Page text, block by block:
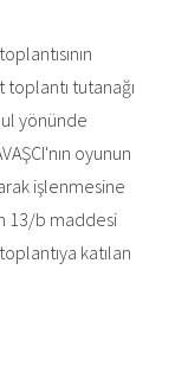
toplantı tutanağı
yönünde
oyunun
işlenmesine
13/b maddesi
katılan